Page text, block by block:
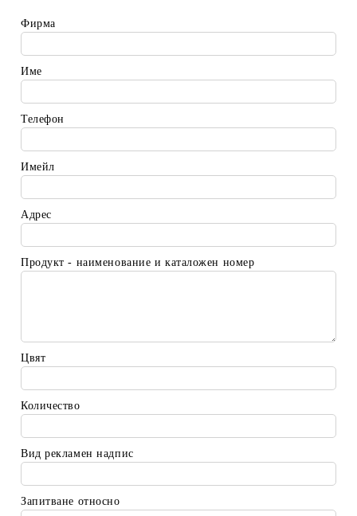
Фирма
Име
Телефон
Имейл
Адрес
Продукт - наименование и каталожен номер
Цвят
Количество
Вид рекламен надпис
Запитване относно